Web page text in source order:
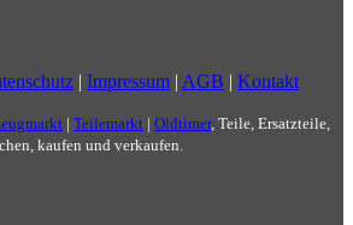
| Impressum | AGB | Kontakt
| Teilemarkt | Oldtimer, Teile, Ersatzteile,
kaufen und verkaufen.